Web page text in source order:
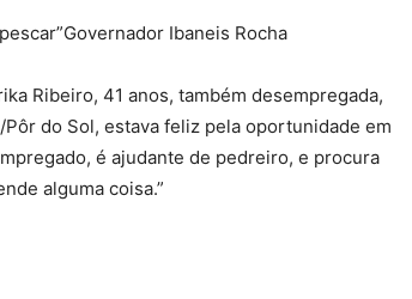
Ibaneis Rocha
Ribeiro, 41 anos, também desempregada,
do Sol, estava feliz pela oportunidade em
é ajudante de pedreiro, e procura
alguma coisa.”